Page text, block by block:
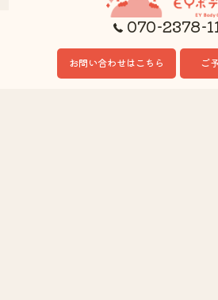
070-2378-
お問い合わせはこちら ご
© 2026 愛知県安城市の整体ならEYボディケア